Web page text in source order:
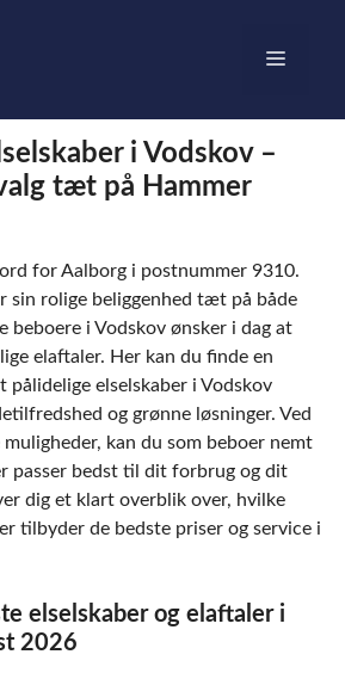
Menu
i Vodskov –
tæt på Hammer
for Aalborg i postnummer 9310.
sin rolige beliggenhed tæt på både
beboere i Vodskov ønsker i dag at
elaftaler. Her kan du finde en
pålidelige elselskaber i Vodskov
og grønne løsninger. Ved
kan du som beboer nemt
passer bedst til dit forbrug og dit
dig et klart overblik over, hvilke
tilbyder de bedste priser og service i
elselskaber og elaftaler i
2026